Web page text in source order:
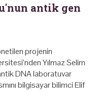
antik gen
projenin
Yılmaz Selim
DNA laboratuvar
bilgisayar bilimci Elif